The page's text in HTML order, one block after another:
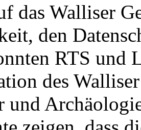
das Walliser
den
RTS und
des
und